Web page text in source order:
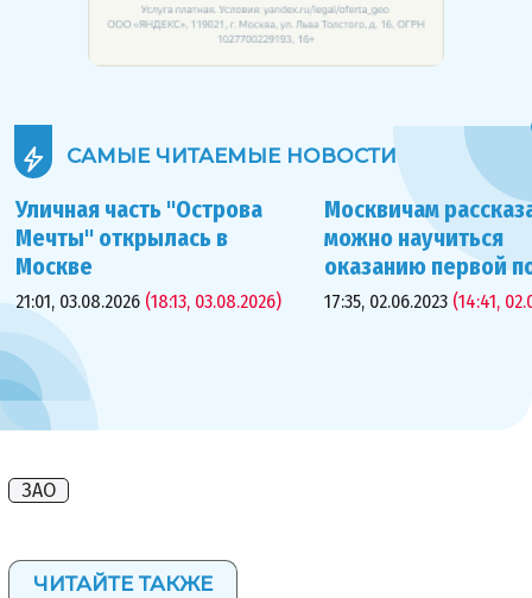
САМЫЕ ЧИТАЕМЫЕ НОВОСТИ
Уличная часть "Острова
Мечты" открылась в
Москве
21:01, 03.08.2026 (18:13, 03.08.2026)
Москвичам
можно научиться
оказанию первой
17:35, 02.06.2023 (14:41,
ЗАО
ЧИТАЙТЕ ТАКЖЕ